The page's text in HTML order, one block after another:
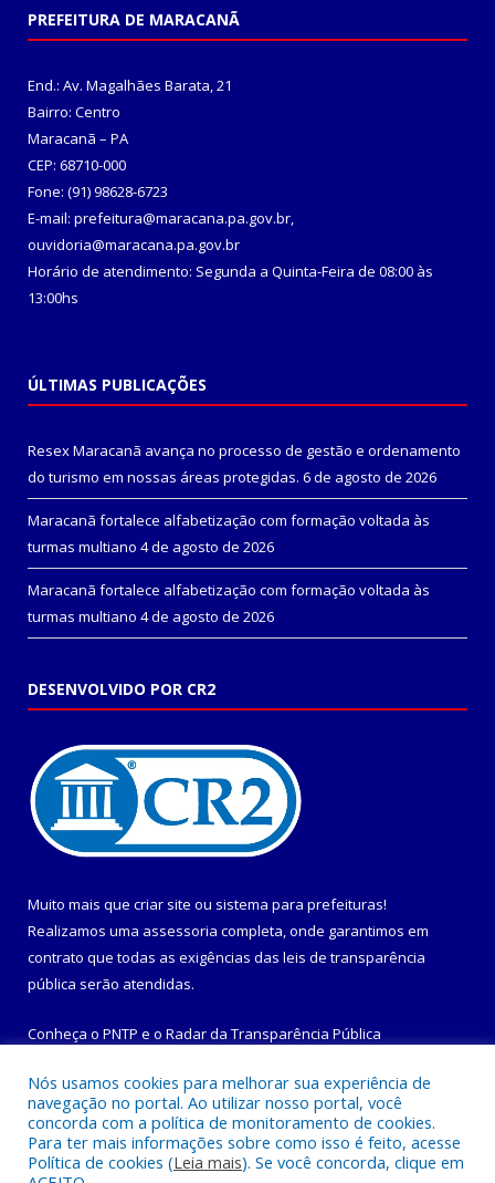
PREFEITURA DE MARACANÃ
End.: Av. Magalhães Barata, 21
Bairro: Centro
Maracanã – PA
CEP: 68710-000
Fone: (91) 98628-6723
E-mail: prefeitura@maracana.pa.gov.br,
ouvidoria@maracana.pa.gov.br
Horário de atendimento: Segunda a Quinta-Feira de 08:00 às
13:00hs
ÚLTIMAS PUBLICAÇÕES
Resex Maracanã avança no processo de gestão e ordenamento
do turismo em nossas áreas protegidas. 6 de agosto de 2026
Maracanã fortalece alfabetização com formação voltada às
turmas multiano 4 de agosto de 2026
Maracanã fortalece alfabetização com formação voltada às
turmas multiano 4 de agosto de 2026
DESENVOLVIDO POR CR2
Muito mais que criar site ou sistema para prefeituras!
Realizamos uma assessoria completa, onde garantimos em
contrato que todas as exigências das leis de transparência
pública serão atendidas.
Conheça o PNTP e o Radar da Transparência Pública
Todos os direitos reservados a Prefeitura Municipal de
Maracanã.
Nós usamos cookies para melhorar sua experiência de
navegação no portal. Ao utilizar nosso portal, você
concorda com a política de monitoramento de cookies.
Para ter mais informações sobre como isso é feito, acesse
Política de cookies (Leia mais). Se você concorda, clique em